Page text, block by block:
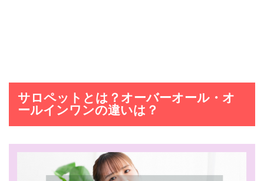
サロペットとは？オーバーオール・オ
ールインワンの違いは？